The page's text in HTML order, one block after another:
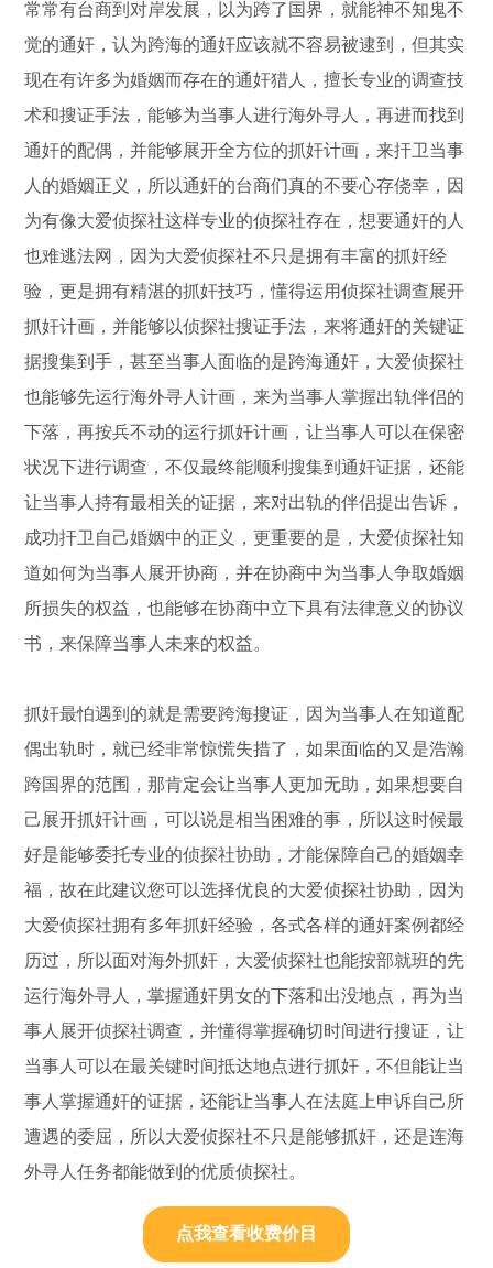
常常有台商到对岸发展，以为跨了国界，就能神不知鬼不
觉的通奸，认为跨海的通奸应该就不容易被逮到，但其实
现在有许多为婚姻而存在的通奸猎人，擅长专业的调查技
术和搜证手法，能够为当事人进行海外寻人，再进而找到
通奸的配偶，并能够展开全方位的抓奸计画，来扞卫当事
人的婚姻正义，所以通奸的台商们真的不要心存侥幸，因
为有像大爱侦探社这样专业的侦探社存在，想要通奸的人
也难逃法网，因为大爱侦探社不只是拥有丰富的抓奸经
验，更是拥有精湛的抓奸技巧，懂得运用侦探社调查展开
抓奸计画，并能够以侦探社搜证手法，来将通奸的关键证
据搜集到手，甚至当事人面临的是跨海通奸，大爱侦探社
也能够先运行海外寻人计画，来为当事人掌握出轨伴侣的
下落，再按兵不动的运行抓奸计画，让当事人可以在保密
状况下进行调查，不仅最终能顺利搜集到通奸证据，还能
让当事人持有最相关的证据，来对出轨的伴侣提出告诉，
成功扞卫自己婚姻中的正义，更重要的是，大爱侦探社知
道如何为当事人展开协商，并在协商中为当事人争取婚姻
所损失的权益，也能够在协商中立下具有法律意义的协议
书，来保障当事人未来的权益。
抓奸最怕遇到的就是需要跨海搜证，因为当事人在知道配
偶出轨时，就已经非常惊慌失措了，如果面临的又是浩瀚
跨国界的范围，那肯定会让当事人更加无助，如果想要自
己展开抓奸计画，可以说是相当困难的事，所以这时候最
好是能够委托专业的侦探社协助，才能保障自己的婚姻幸
福，故在此建议您可以选择优良的大爱侦探社协助，因为
大爱侦探社拥有多年抓奸经验，各式各样的通奸案例都经
历过，所以面对海外抓奸，大爱侦探社也能按部就班的先
运行海外寻人，掌握通奸男女的下落和出没地点，再为当
事人展开侦探社调查，并懂得掌握确切时间进行搜证，让
当事人可以在最关键时间抵达地点进行抓奸，不但能让当
事人掌握通奸的证据，还能让当事人在法庭上申诉自己所
遭遇的委屈，所以大爱侦探社不只是能够抓奸，还是连海
外寻人任务都能做到的优质侦探社。
点我查看收费价目